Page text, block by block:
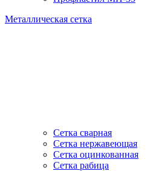
Металлическая сетка
Сетка сварная
Сетка нержавеющая
Сетка оцинкованная
Сетка рабица